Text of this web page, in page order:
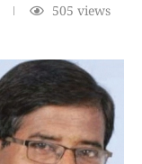
505 views